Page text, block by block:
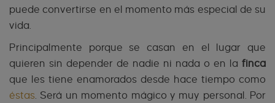
puede convertirse en el momento más especial de su
vida.
Principalmente porque se casan en el lugar que
quieren sin depender de nadie ni nada o en la finca
que les tiene enamorados desde hace tiempo como
éstas . Será un momento mágico y muy personal. Por